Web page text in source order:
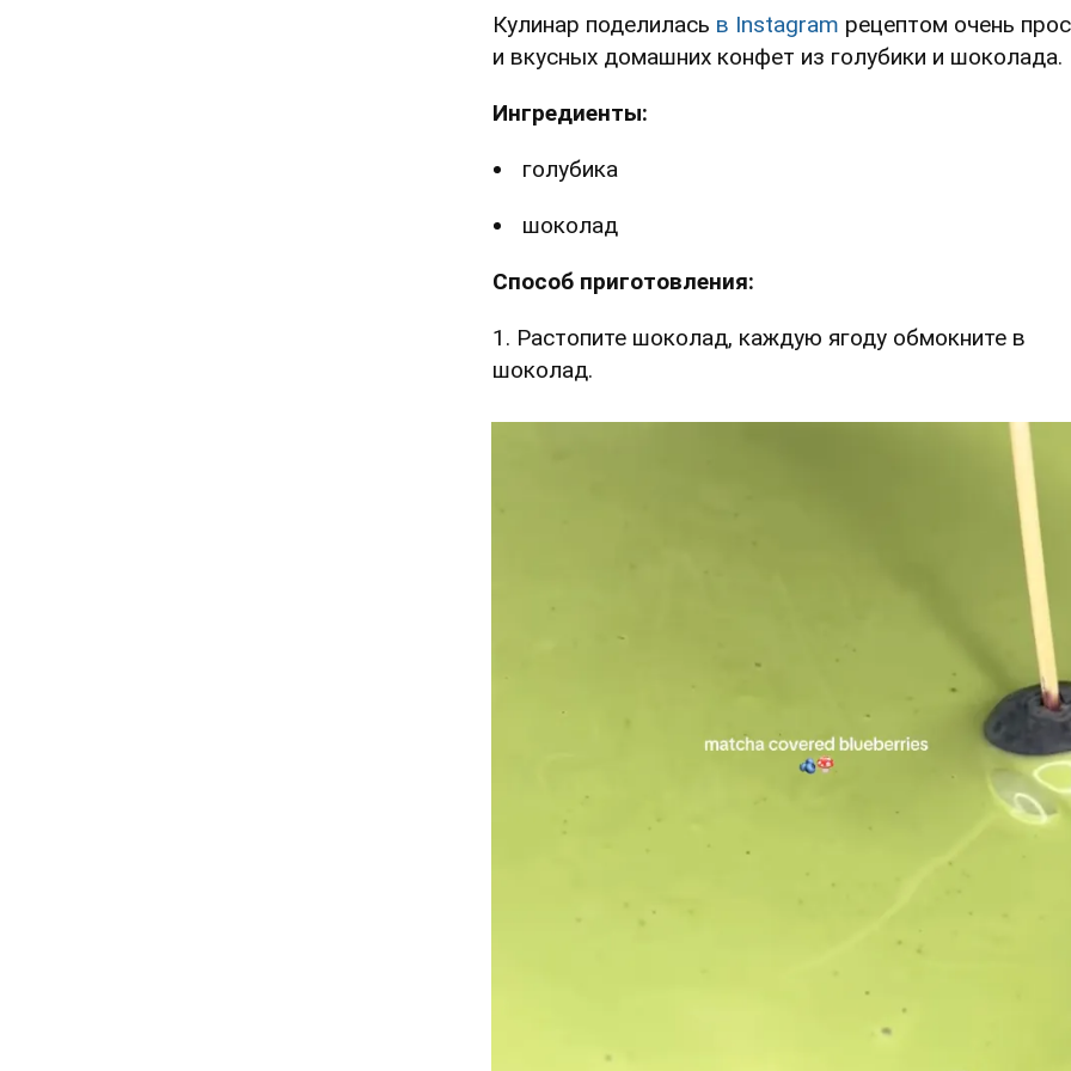
Кулинар поделилась в Instagram рецептом очень
и вкусных домашних конфет из голубики и шоколада.
Ингредиенты:
голубика
шоколад
Способ приготовления:
1. Растопите шоколад, каждую ягоду обмокните в
шоколад.